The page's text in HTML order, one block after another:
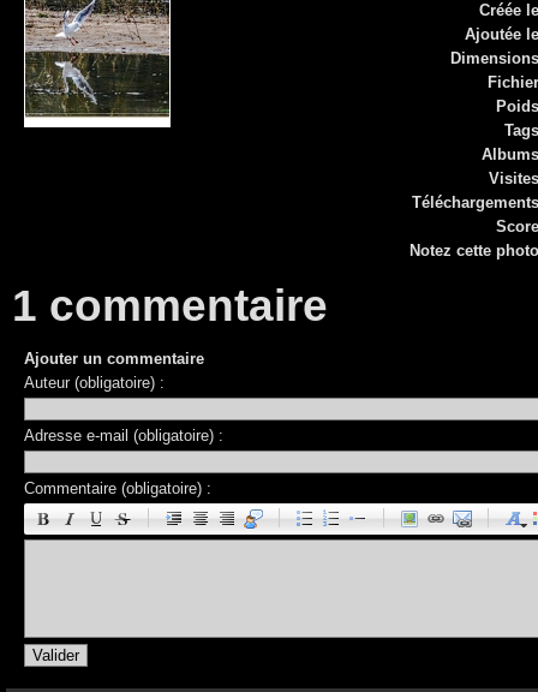
Créée
Ajoutée
Notez cette
1 commentaire
Ajouter un commentaire
Auteur (obligatoire) :
Adresse e-mail (obligatoire) :
Commentaire (obligatoire) :